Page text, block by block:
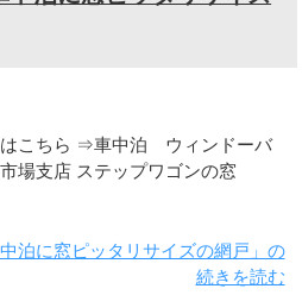
はこちら ⇒車中泊 ウィンドーバ
場支店 ステップワゴンの窓
泊に窓ピッタリサイズの網戸」の
続きを読む